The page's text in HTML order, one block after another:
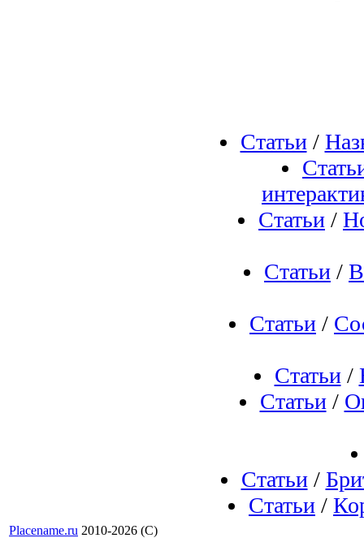
Статьи/
Статьи /
Статьи /
Статьи /
Статьи/
Статьи/
Статьи/
Статьи /
Placename.ru 2010-2026 (С)